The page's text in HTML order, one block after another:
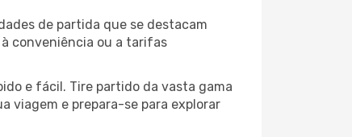
de partida que se destacam
conveniência ou a tarifas
e fácil. Tire partido da vasta gama
viagem e prepara-se para explorar